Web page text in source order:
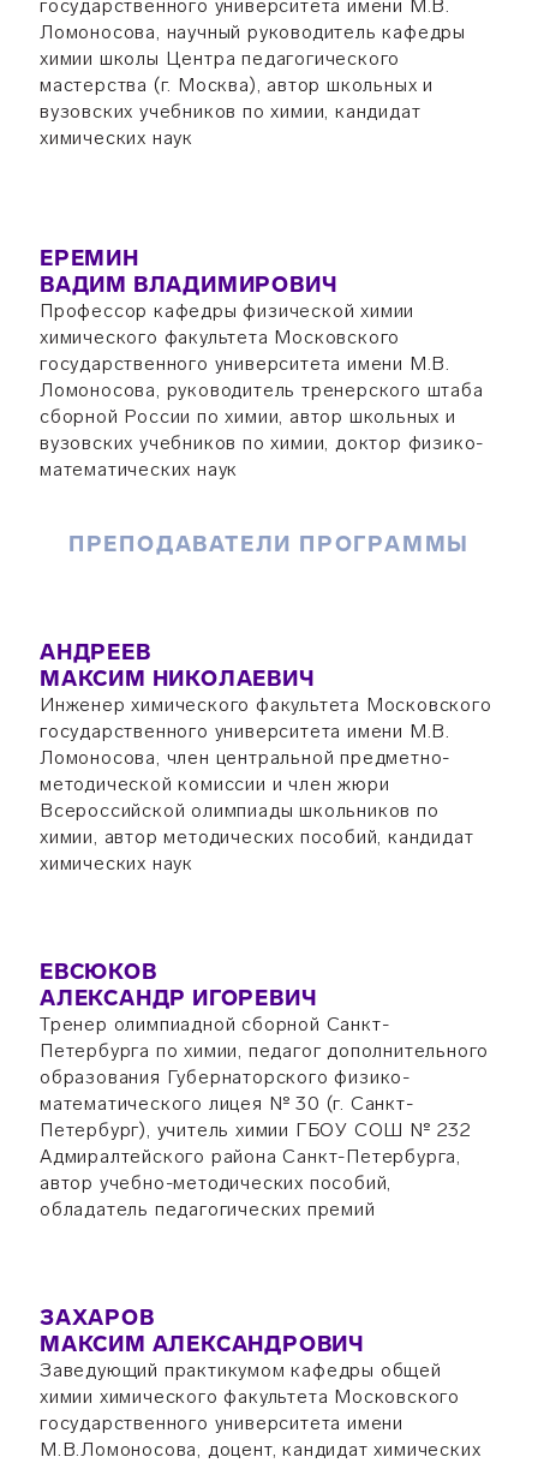
государственного университета имени М.В.
Ломоносова, научный руководитель кафедры
химии школы Центра педагогического
мастерства (г. Москва), автор школьных и
вузовских учебников по химии, кандидат
химических наук
ЕРЕМИН
ВАДИМ ВЛАДИМИРОВИЧ
Профессор кафедры физической химии
химического факультета Московского
государственного университета имени М.В.
Ломоносова, руководитель тренерского штаба
сборной России по химии, автор школьных и
вузовских учебников по химии, доктор физико-
математических наук
ПРЕПОДАВАТЕЛИ ПРОГРАММЫ
АНДРЕЕВ
МАКСИМ НИКОЛАЕВИЧ
Инженер химического факультета Московского
государственного университета имени М.В.
Ломоносова, член центральной предметно-
методической комиссии и член жюри
Всероссийской олимпиады школьников по
химии, автор методических пособий, кандидат
химических наук
ЕВСЮКОВ
АЛЕКСАНДР ИГОРЕВИЧ
Тренер олимпиадной сборной Санкт-
Петербурга по химии, педагог дополнительного
образования Губернаторского физико-
математического лицея № 30 (г. Санкт-
Петербург), учитель химии ГБОУ СОШ № 232
Адмиралтейского района Санкт-Петербурга,
автор учебно-методических пособий,
обладатель педагогических премий
ЗАХАРОВ
МАКСИМ АЛЕКСАНДРОВИЧ
Заведующий практикумом кафедры общей
химии химического факультета Московского
государственного университета имени
М.В.Ломоносова, доцент, кандидат химических